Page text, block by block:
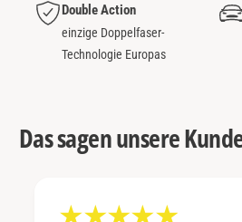
Double Action
einzige Doppelfaser-
Technologie Europas
Das sagen unsere